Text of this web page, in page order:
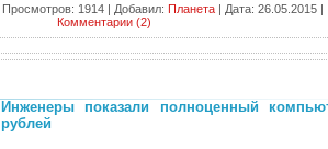
Просмотров: 1914 | Добавил: Планета | Дата: 26.05.2015 |
Комментарии (2)
Инженеры показали полноценный
рублей